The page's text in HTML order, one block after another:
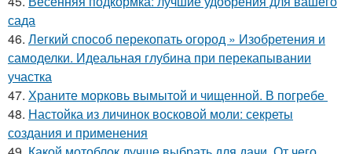
сада
46. Легкий способ перекопать огород » Изобретения и
самоделки. Идеальная глубина при перекапывании
участка
47. Храните морковь вымытой и чищенной. В погребе
48. Настойка из личинок восковой моли: секреты
создания и применения